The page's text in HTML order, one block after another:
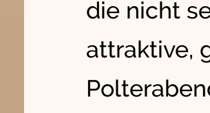
die nicht
attraktive,